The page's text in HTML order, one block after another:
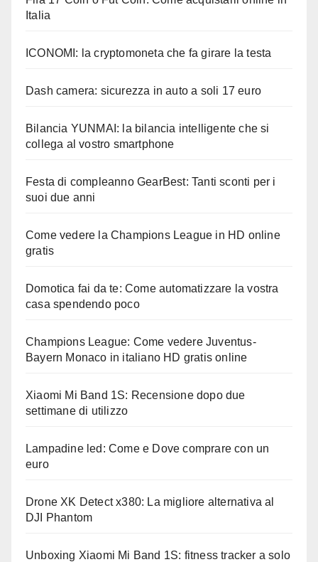
Italia
ICONOMI: la cryptomoneta che fa girare la testa
Dash camera: sicurezza in auto a soli 17 euro
Bilancia YUNMAI: la bilancia intelligente che si
collega al vostro smartphone
Festa di compleanno GearBest: Tanti sconti per i
suoi due anni
Come vedere la Champions League in HD online
gratis
Domotica fai da te: Come automatizzare la vostra
casa spendendo poco
Champions League: Come vedere Juventus-
Bayern Monaco in italiano HD gratis online
Xiaomi Mi Band 1S: Recensione dopo due
settimane di utilizzo
Lampadine led: Come e Dove comprare con un
euro
Drone XK Detect x380: La migliore alternativa al
DJI Phantom
Unboxing Xiaomi Mi Band 1S: fitness tracker a solo